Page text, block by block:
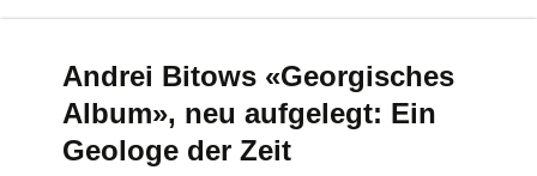
Andrei Bitows «Georgisches
Album», neu aufgelegt: Ein
Geologe der Zeit